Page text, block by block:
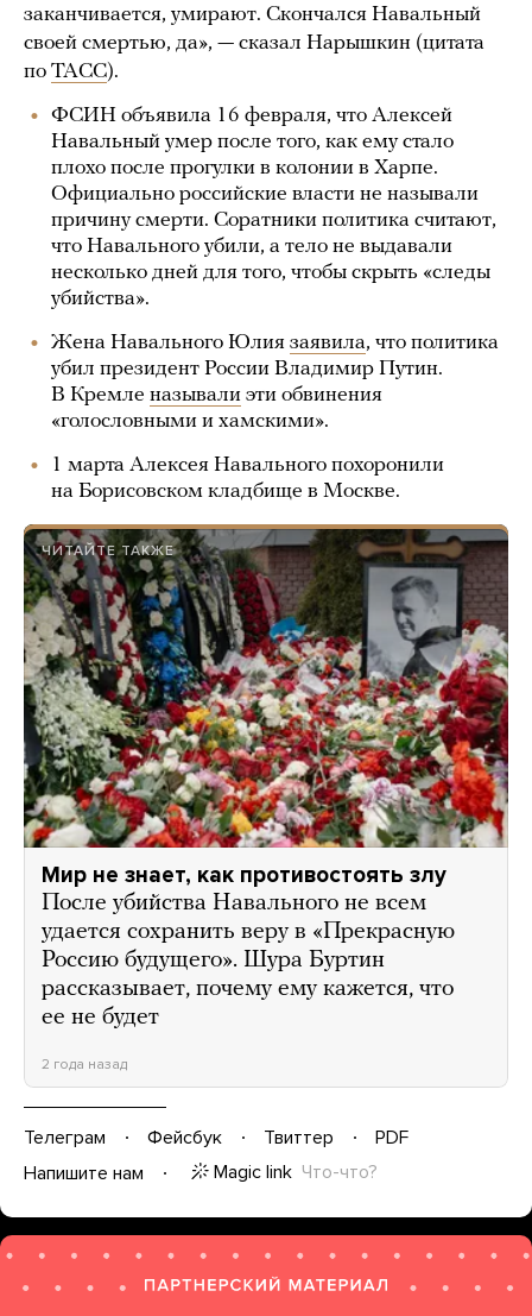
заканчивается, умирают. Скончался Навальный
своей смертью, да», — сказал Нарышкин (цитата
по ТАСС).
ФСИН объявила 16 февраля, что Алексей
Навальный умер после того, как ему стало
плохо после прогулки в колонии в Харпе.
Официально российские власти не называли
причину смерти. Соратники политика считают,
что Навального убили, а тело не выдавали
несколько дней для того, чтобы скрыть «следы
убийства».
Жена Навального Юлия заявила, что политика
убил президент России Владимир Путин.
В Кремле называли эти обвинения
«голословными и хамскими».
1 марта Алексея Навального похоронили
на Борисовском кладбище в Москве.
ЧИТАЙТЕ ТАКЖЕ
Мир не знает, как противостоять злу
После убийства Навального не всем
удается сохранить веру в «Прекрасную
Россию будущего». Шура Буртин
рассказывает, почему ему кажется, что
ее не будет
2 года назад
Телеграм Фейсбук Твиттер
PDF
Напишите нам
Magic link Что-что?